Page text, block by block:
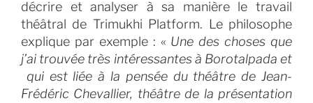
décrire et analyser à sa manière le travail
théâtral de Trimukhi Platform. Le philosophe
explique par exemple : « Une des choses que
j’ai trouvée très intéressantes à Borotalpada et
qui est liée à la pensée du théâtre de Jean-
Frédéric Chevallier, théâtre de la présentation